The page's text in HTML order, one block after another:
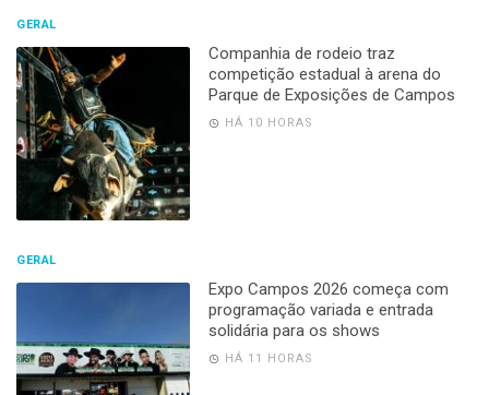
GERAL
Companhia de rodeio traz
competição estadual à arena do
Parque de Exposições de Campos
HÁ 10 HORAS
GERAL
Expo Campos 2026 começa com
programação variada e entrada
solidária para os shows
HÁ 11 HORAS